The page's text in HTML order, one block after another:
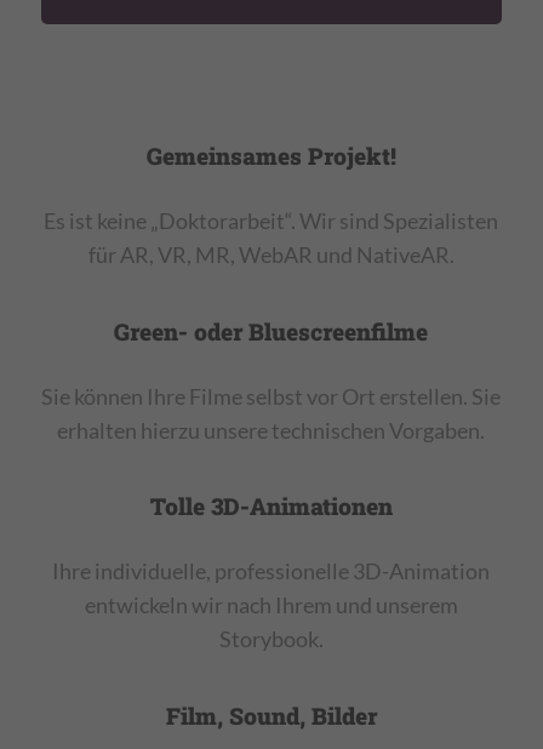
Gemeinsames Projekt!
Es ist keine „Doktorarbeit“. Wir sind Spezialisten
für AR, VR, MR, WebAR und NativeAR.
Green- oder Bluescreenfilme
Sie können Ihre Filme selbst vor Ort erstellen. Sie
erhalten hierzu unsere technischen Vorgaben.
Tolle 3D-Animationen
Ihre individuelle, professionelle 3D-Animation
entwickeln wir nach Ihrem und unserem
Storybook.
Film, Sound, Bilder